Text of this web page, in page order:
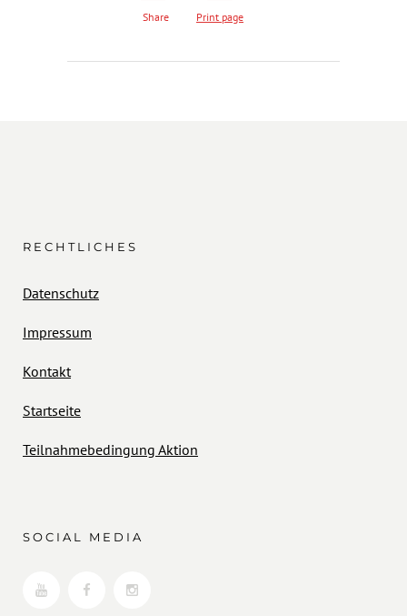
Share Print page
RECHTLICHES
Datenschutz
Impressum
Kontakt
Startseite
Teilnahmebedingung Aktion
SOCIAL MEDIA